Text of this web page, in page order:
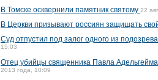
В Томске осквернили памятник святому 22
В Церкви призывают россиян защищать
Суд отпустил под залог одного из
15:03
Отец убийцы священника Павла Адельгейма
2013 года, 10:09